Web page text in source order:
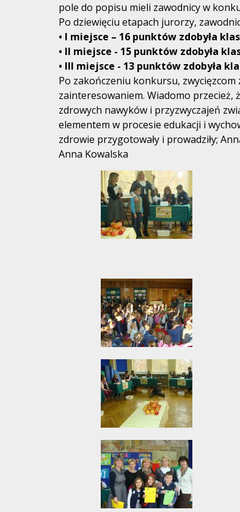
pole do popisu mieli zawodnicy w
Po dziewięciu etapach jurorzy,
• I miejsce – 16 punktów zdobyła
• II miejsce - 15 punktów zdobyła
• III miejsce - 13 punktów zdobyła
Po zakończeniu konkursu, zwycięzcom
zainteresowaniem. Wiadomo przecież,
zdrowych nawyków i przyzwyczajeń
elementem w procesie edukacji i
zdrowie przygotowały i prowadziły;
Anna Kowalska